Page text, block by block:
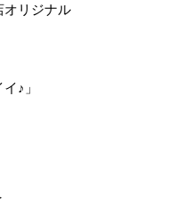
オリジナル
♪」